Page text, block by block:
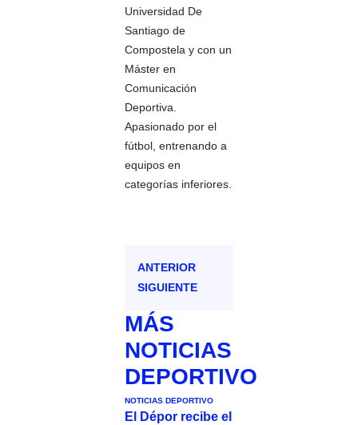
Universidad De
Santiago de
Compostela y con un
Máster en
Comunicación
Deportiva.
Apasionado por el
fútbol, entrenando a
equipos en
categorías inferiores.
ANTERIOR
SIGUIENTE
MÁS
NOTICIAS
DEPORTIVO
NOTICIAS DEPORTIVO
El Dépor recibe el